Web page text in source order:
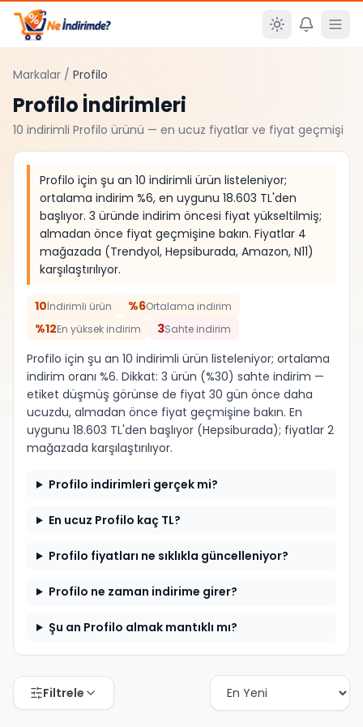
Ana içeriğe atla
Markalar / Profilo
Profilo İndirimleri
10 indirimli Profilo ürünü — en ucuz fiyatlar ve fiyat geçmişi
Profilo için şu an 10 indirimli ürün listeleniyor;
ortalama indirim %6, en uygunu 18.603 TL'den
başlıyor. 3 üründe indirim öncesi fiyat yükseltilmiş;
almadan önce fiyat geçmişine bakın. Fiyatlar 4
mağazada (Trendyol, Hepsiburada, Amazon, N11)
karşılaştırılıyor.
10İndirimli ürün %6Ortalama indirim
%12En yüksek indirim 3Sahte indirim
Profilo için şu an 10 indirimli ürün listeleniyor; ortalama
indirim oranı %6. Dikkat: 3 ürün (%30) sahte indirim —
etiket düşmüş görünse de fiyat 30 gün önce daha
ucuzdu, almadan önce fiyat geçmişine bakın. En
uygunu 18.603 TL'den başlıyor (Hepsiburada); fiyatlar 2
mağazada karşılaştırılıyor.
Profilo indirimleri gerçek mi?
En ucuz Profilo kaç TL?
Profilo fiyatları ne sıklıkla güncelleniyor?
Profilo ne zaman indirime girer?
Şu an Profilo almak mantıklı mı?
Filtrele